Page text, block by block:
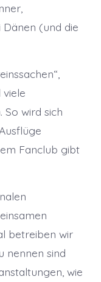
(und die
So wird sich
Fanclub gibt
betreiben wir
nennen sind
wie